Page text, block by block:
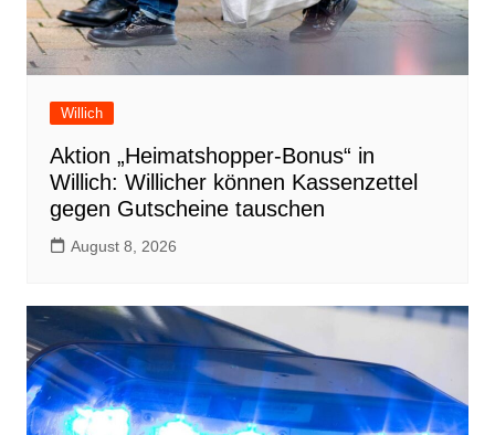
Willich
Aktion „Heimatshopper-Bonus“ in
Willich: Willicher können Kassenzettel
gegen Gutscheine tauschen
August 8, 2026